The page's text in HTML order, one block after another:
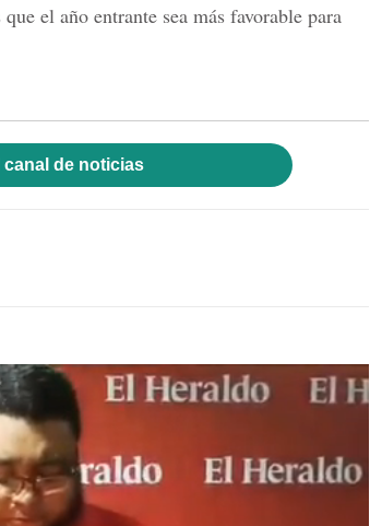
el año entrante sea más favorable para
canal de noticias